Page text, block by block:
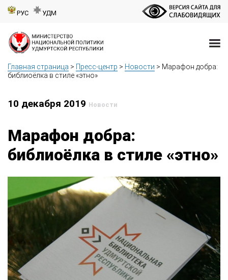
РУС УДМ
Главная страница > Пресс-центр > Новости > Марафон добра:
библиоёлка в стиле «этно»
10 декабря 2019 Новости
Марафон добра:
библиоёлка в стиле «этно»